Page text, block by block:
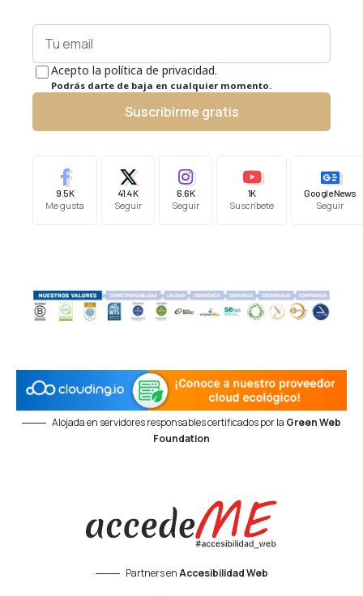
Acepto la política de privacidad.
Podrás darte de baja en cualquier momento.
Suscribirme gratis
9.5K
Me gusta
41.4K
Seguir
6.6K
Seguir
1K
Suscríbete
Google News
Seguir
Alojada en servidores responsables certificados por la Green Web
Foundation
Partners enAccesibilidad Web